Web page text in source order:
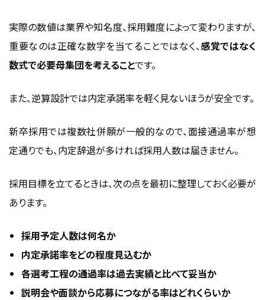
実際の数値は業界や知名度、採用難度によって変わりますが、
重要なのは正確な数字を当てることではなく、感覚ではなく
数式で必要母集団を考えることです。
また、逆算設計では内定承諾率を軽く見ないほうが安全です。
新卒採用では複数社併願が一般的なので、面接通過率が想
定通りでも、内定辞退が多ければ採用人数は届きません。
採用目標を立てるときは、次の点を最初に整理しておく必要が
あります。
採用予定人数は何名か
内定承諾率をどの程度見込むか
各選考工程の通過率は過去実績と比べて妥当か
説明会や面談から応募につながる率はどれくらいか